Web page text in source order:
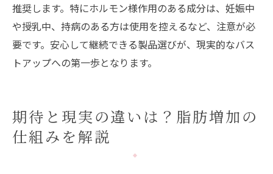
推奨します。特にホルモン様作用のある成分は、妊娠中
や授乳中、持病のある方は使用を控えるなど、注意が必
要です。安心して継続できる製品選びが、現実的なバス
トアップへの第一歩となります。
期待と現実の違いは？脂肪増加の
仕組みを解説